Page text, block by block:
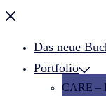
Menü
Das neue
Portfolio
CARE –